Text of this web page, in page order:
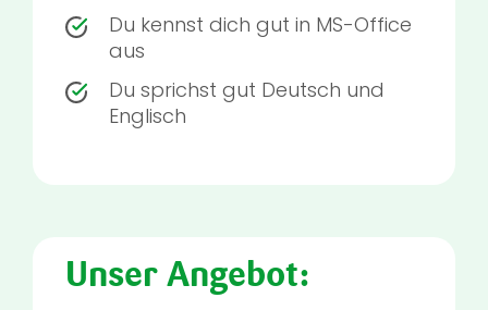
Du kennst dich gut in MS-Office
aus
Du sprichst gut Deutsch und
Englisch
Unser Angebot: